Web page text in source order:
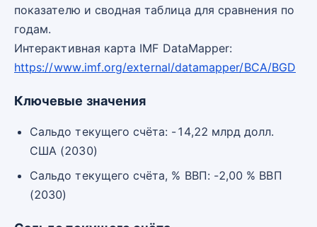
показателю и сводная таблица для сравнения по
годам.
Интерактивная карта IMF DataMapper:
https://www.imf.org/external/datamapper/BCA/BGD
Ключевые значения
Сальдо текущего счёта: -14,22 млрд долл.
США (2030)
Сальдо текущего счёта, % ВВП: -2,00 % ВВП
(2030)